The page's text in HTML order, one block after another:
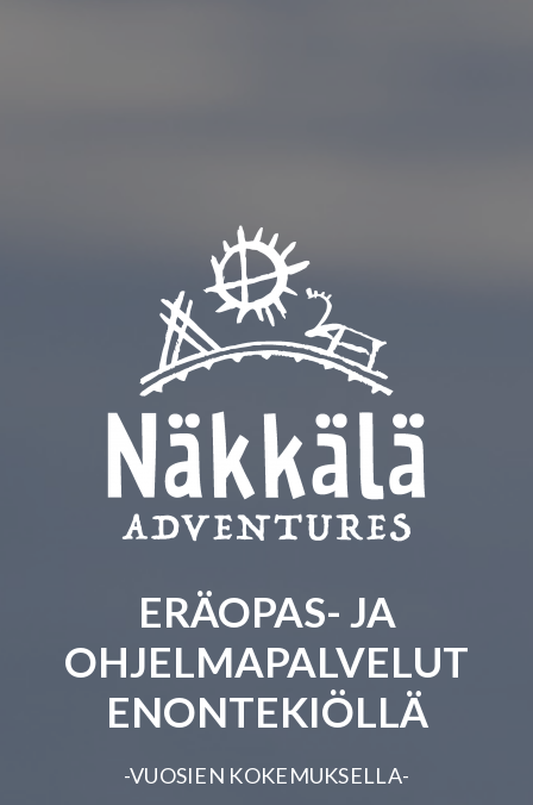
ERÄOPAS- JA
OHJELMAPALVELUT
ENONTEKIÖLLÄ
-VUOSIEN KOKEMUKSELLA-